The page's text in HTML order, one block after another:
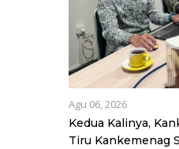
Agu 06, 2026
Kedua Kalinya,
Tiru Kankemenag